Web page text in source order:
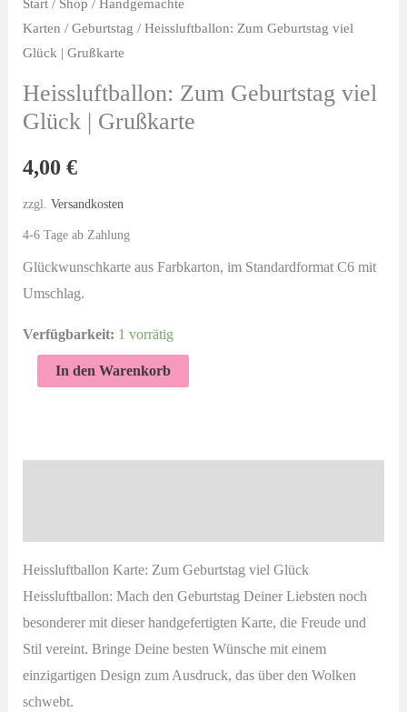
Start/ Shop / Handgemachte
Karten / Geburtstag / Heissluftballon: Zum Geburtstag viel
Glück | Grußkarte
Heissluftballon: Zum Geburtstag viel
Glück | Grußkarte
4,00 €
zzgl. Versandkosten
4-6 Tage ab Zahlung
Glückwunschkarte aus Farbkarton, im Standardformat C6 mit
Umschlag.
Verfügbarkeit: 1 vorrätig
Heissluftballon:
In den Warenkorb
Heissluftballon Karte: Zum Geburtstag viel Glück
Heissluftballon: Mach den Geburtstag Deiner Liebsten noch
besonderer mit dieser handgefertigten Karte, die Freude und
Stil vereint. Bringe Deine besten Wünsche mit einem
einzigartigen Design zum Ausdruck, das über den Wolken
schwebt.